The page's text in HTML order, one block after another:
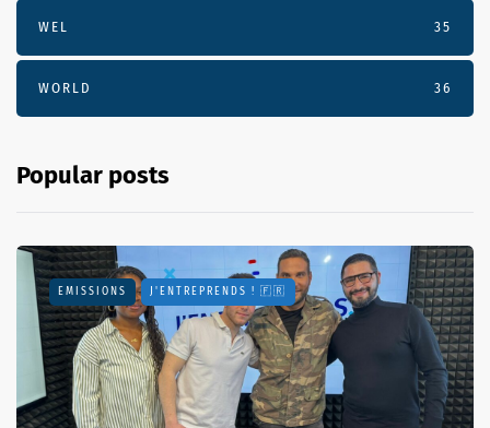
WEL 35
WORLD 36
Popular posts
EMISSIONS J'ENTREPRENDS ! 🇫🇷